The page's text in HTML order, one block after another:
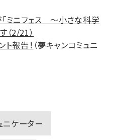
ミニフェス ～小さな科学
（2/21）
報告！ （夢キャンコミュニ
ニケーター